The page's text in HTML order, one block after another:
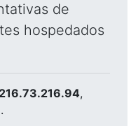
de
hospedados
216.73.216.94,